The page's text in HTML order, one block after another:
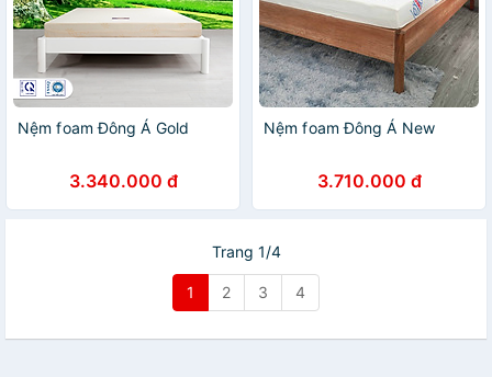
Nệm foam Đông Á Gold
3.340.000 đ
Nệm foam Đông Á New
3.710.000 đ
Trang 1/4
1 2 3 4